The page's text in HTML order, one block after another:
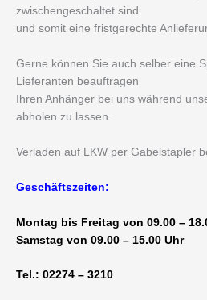
zwischengeschaltet sind
und somit eine fristgerechte
Gerne können Sie auch selber eine
Lieferanten beauftragen
Ihren Anhänger bei uns während
abholen zu lassen.
Verladen auf LKW per Gabelstapler
Geschäftszeiten:
Montag bis Freitag von 09.00 –
Samstag von 09.00 – 15.00 Uhr
Tel.: 02274 – 3210